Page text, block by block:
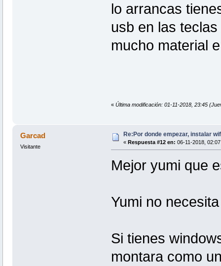
lo arrancas
usb en las
mucho material
« Última modificación: 01-11-2018, 23:45
Garcad
Visitante
Re:Por donde empezar, instalar
« Respuesta #12 en: 06-11-2018,
Mejor yumi que
Yumi no
Si tienes
montara como